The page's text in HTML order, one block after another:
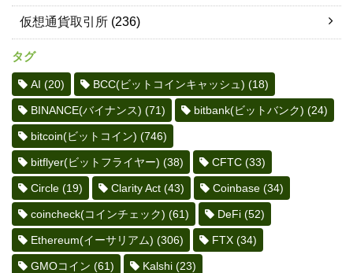
仮想通貨取引所 (236)
タグ
AI (20) BCC(ビットコインキャッシュ) (18)
BINANCE(バイナンス) (71) bitbank(ビットバンク) (24)
bitcoin(ビットコイン) (746)
bitflyer(ビットフライヤー) (38) CFTC (33)
Circle (19) Clarity Act (43) Coinbase (34)
coincheck(コインチェック) (61) DeFi (52)
Ethereum(イーサリアム) (306) FTX (34)
GMOコイン (61) Kalshi (23)